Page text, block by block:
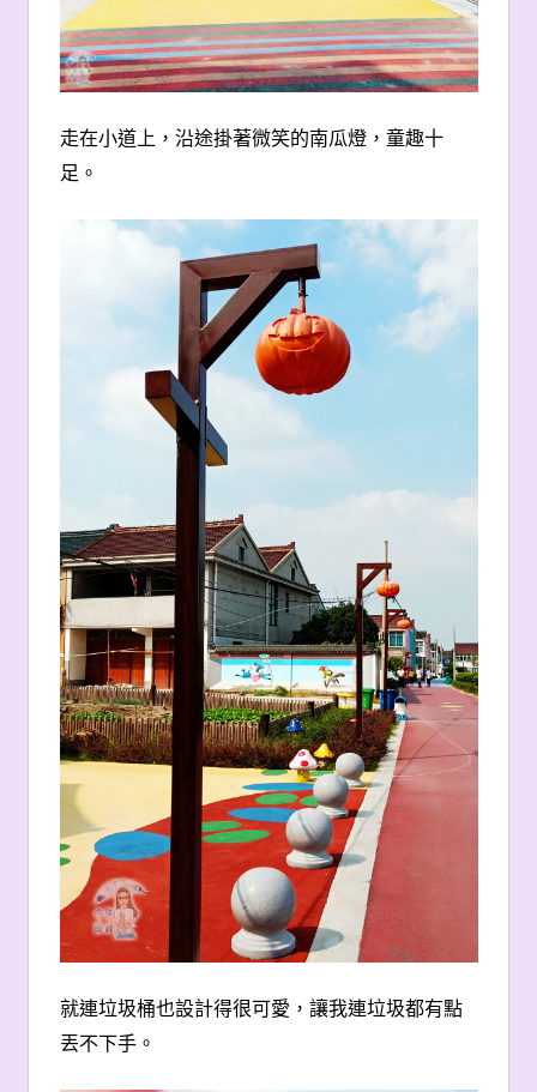
走在小道上，沿途掛著微笑的南瓜燈，童趣十
足。
就連垃圾桶也設計得很可愛，讓我連垃圾都有點
丟不下手。